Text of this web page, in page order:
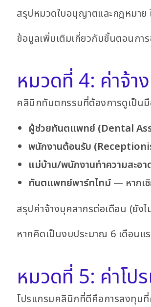
สรุปหมวดใบอนุญาตและกฎหมา
ข้อมูลเพิ่มเติมเกี่ยวกับขั้นตอนกา
หมวดที่ 4: ค่าจ้า
คลินิกทันตกรรมที่ต้องการดูเป็น
ผู้ช่วยทันตแพทย์ (Dental
พนักงานต้อนรับ
แม่บ้าน/พนักงานทำความสะอา
ทันตแพทย์พาร์ทไทม์ — หากเ
สรุปค่าจ้างบุคลากรต่อเดือน (ยัง
หากคิดเป็นงบประมาณ 6 เดือนแ
หมวดที่ 5: ค่าโป
โปรแกรมคลินิกที่ดีคือการลงทุน